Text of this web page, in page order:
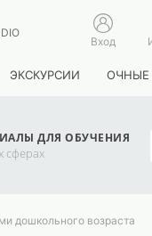
Вход
ЭКСКУРСИИ ОЧНЫЕ
ДЛЯ ОБУЧЕНИЯ
сферах
дошкольного возраста